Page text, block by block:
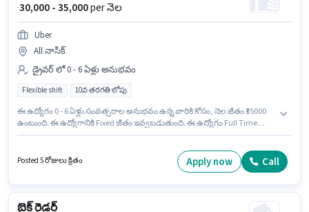
₹ 30,000 - 35,000per నెల
Uber
All నాసిక్
డ్రైవర్ లో 0 - 6 ఏళ్లు అనుభవం
Flexible shift 10వ తరగతి లోపు
ఈ ఉద్యోగం 0 - 6 ఏళ్లు సంవత్సరాల అనుభవం ఉన్న వారికి కోసం, నెల జీతం ₹35000
ఉంటుంది. ఈ ఉద్యోగానికి Fixed జీతం ఇవ్వబడుతుంది. ఈ ఉద్యోగం Full Time
డ్రైవర్ విభాగంలో బైక్ రైడర్ ఉద్యోగానికి క్రియాశీలకంగా నియామకం జరుగుతోంది.
Posted 5 రోజులు క్రితం Apply now Call
బైక్ రైడర్